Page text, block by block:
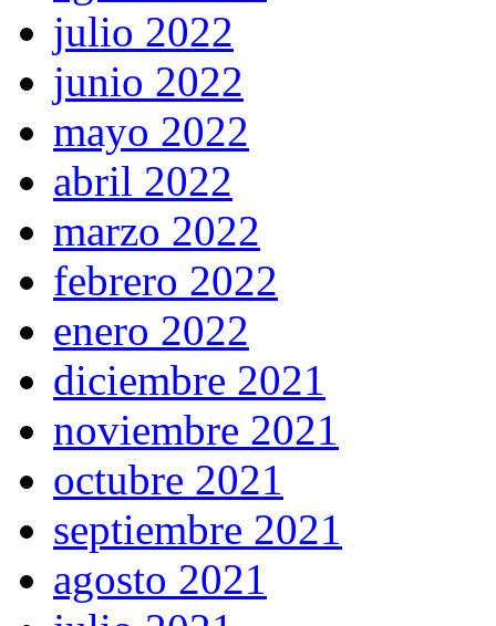
julio 2022
junio 2022
mayo 2022
abril 2022
marzo 2022
febrero 2022
enero 2022
diciembre 2021
noviembre 2021
octubre 2021
septiembre 2021
agosto 2021